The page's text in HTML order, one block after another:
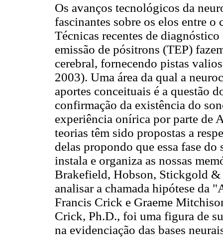
Os avanços tecnológicos da
fascinantes sobre os elos entre o
Técnicas recentes de
emissão de pósitrons (TEP)
cerebral, fornecendo pistas
2003). Uma área da qual a
aportes conceituais é a questão
confirmação da existência do
experiência onírica por parte de
teorias têm sido propostas a
delas propondo que essa fase
instala e organiza as nossas
Brakefield, Hobson, Stickgold &
analisar a chamada hipótese da
Francis Crick e Graeme
Crick, Ph.D., foi uma figura de
na evidenciação das bases